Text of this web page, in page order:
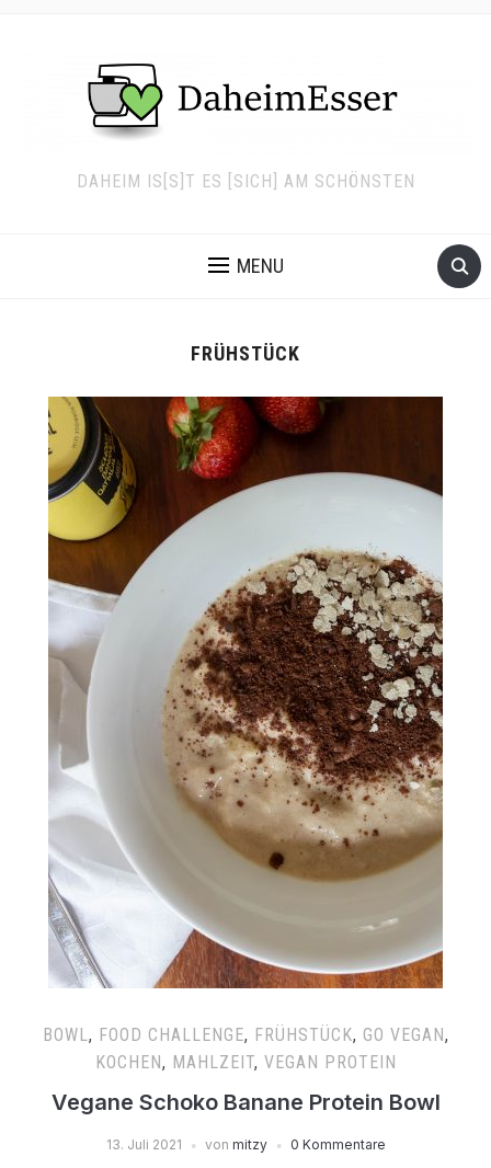
DAHEIM IS[S]T ES [SICH] AM SCHÖNSTEN
MENU
FRÜHSTÜCK
BOWL, FOOD CHALLENGE, FRÜHSTÜCK, GO VEGAN,
KOCHEN, MAHLZEIT, VEGAN PROTEIN
Vegane Schoko Banane Protein Bowl
13. Juli 2021 von mitzy 0 Kommentare